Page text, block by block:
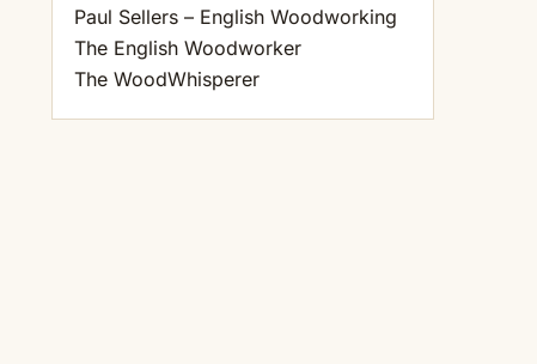
Paul Sellers – English Woodworking
The English Woodworker
The WoodWhisperer